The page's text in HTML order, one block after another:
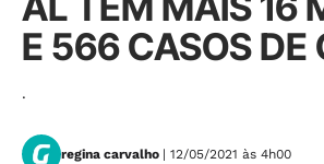
E 566 CASOS DE
.
regina carvalho | 12/05/2021 às 4h00